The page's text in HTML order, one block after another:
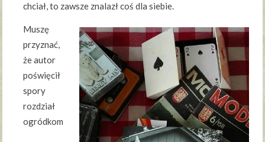
chciał, to zawsze znalazł coś dla siebie.
Muszę
przyznać,
że autor
poświęcił
spory
rozdział
ogródkom